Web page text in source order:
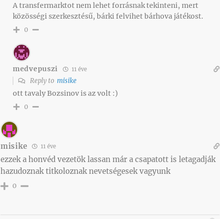
A transfermarktot nem lehet forrásnak tekinteni, mert
közösségi szerkesztésű, bárki felvihet bárhova játékost.
0
medvepuszi 11 éve
Reply to misike
ott tavaly Bozsinov is az volt :)
0
misike 11 éve
ezzek a honvéd vezetök lassan már a csapatott is letagadják
hazudoznak titkoloznak nevetségesek vagyunk
0